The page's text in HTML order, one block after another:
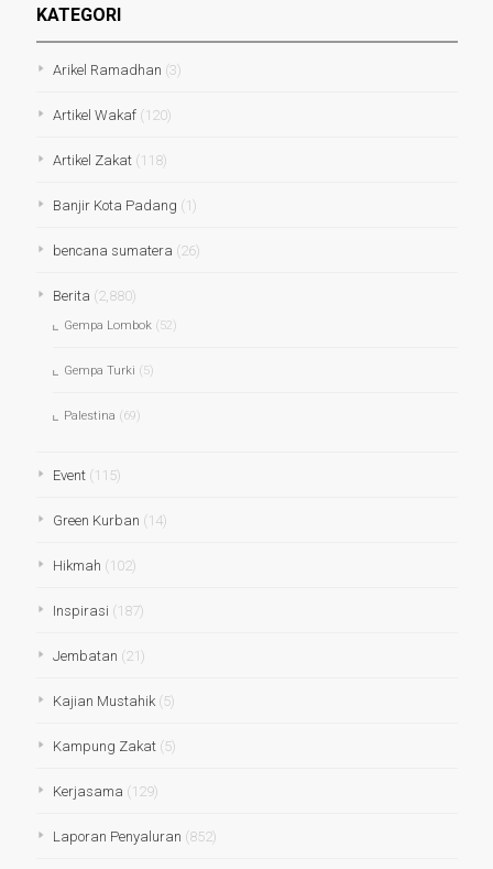
KATEGORI
Arikel Ramadhan (3)
Artikel Wakaf(120)
Artikel Zakat(118)
Banjir Kota Padang (1)
bencana sumatera (26)
Berita (2,880)
Gempa Lombok(52)
Gempa Turki (5)
Palestina (69)
Event(115)
Green Kurban (14)
Hikmah (102)
Inspirasi (187)
Jembatan (21)
Kajian Mustahik(5)
Kampung Zakat(5)
Kerjasama (129)
Laporan Penyaluran (852)